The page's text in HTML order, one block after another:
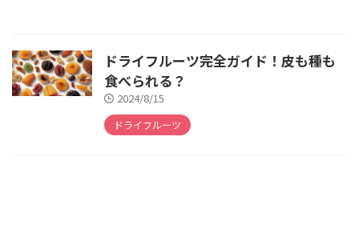
ドライフルーツ完全ガイド！皮も種も
食べられる？
2024/8/15
ドライフルーツ